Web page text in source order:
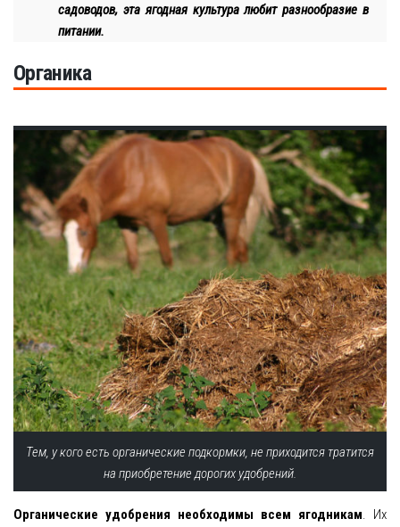
садоводов, эта ягодная культура любит разнообразие в
питании.
Органика
Тем, у кого есть органические подкормки, не приходится тратится
на приобретение дорогих удобрений.
Органические удобрения необходимы всем ягодникам. Их